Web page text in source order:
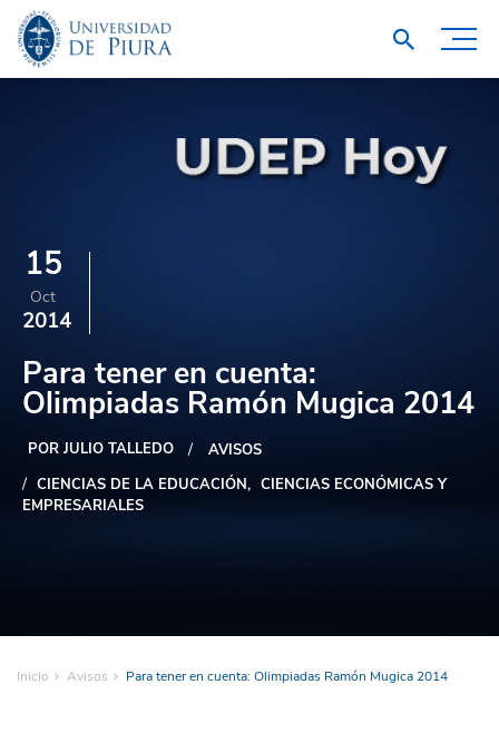
15
Oct
2014
Para tener en cuenta:
Olimpiadas Ramón Mugica 2014
POR JULIO TALLEDO
AVISOS
CIENCIAS DE LA EDUCACIÓN
CIENCIAS ECONÓMICAS Y
EMPRESARIALES
Inicio Avisos Para tener en cuenta: Olimpiadas Ramón Mugica 2014